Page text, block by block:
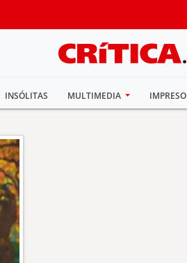
INSÓLITAS MULTIMEDIA IMPRESO